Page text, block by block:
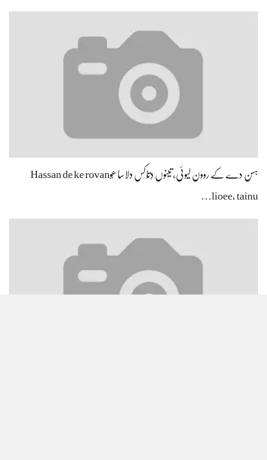
ہسن دے کے رووَن لیوئی، تینوں دِتّاکِس دلاسا ھُوHassan de ke rovan
lioee, tainu…